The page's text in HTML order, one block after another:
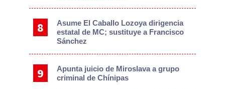
Asume El Caballo Lozoya dirigencia
estatal de MC; sustituye a Francisco
Sánchez
Apunta juicio de Miroslava a grupo
criminal de Chínipas